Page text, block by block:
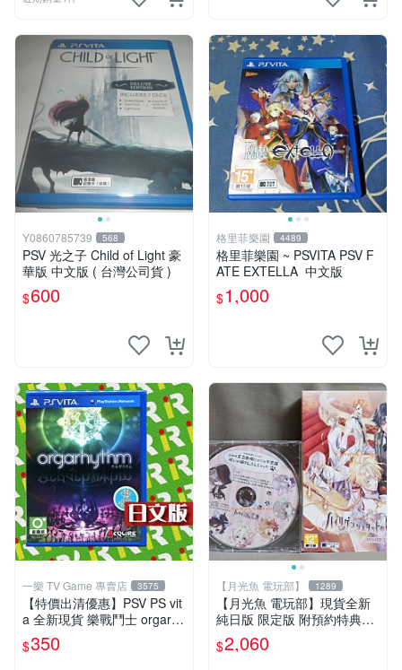
Y0860785739 568
PSV 光之子 Child of Light 豪
華版 中文版 ( 台灣公司貨 )
$600
格里菲樂園 4489
格里菲樂園 ~ PSVITA PSV F
ATE EXTELLA 中文版
$1,000
一樂 TV Game 專賣店 3575
【特價出清優惠】PSV PS vit
a 全新現貨 樂戰鬥士 orgarhy
thm 亞日版 日文版【一樂電
玩】
$350
【月光魚 電玩部】 1289
【月光魚 電玩部】現貨全新
純日版 限定版 附預約特典CD
PSV 海利肯施塔特之歌 限定
版 純日版
$2,060